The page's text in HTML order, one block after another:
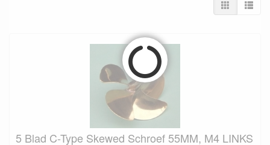
5 Blad C-Type Skewed Schroef 55MM, M4 LINKS